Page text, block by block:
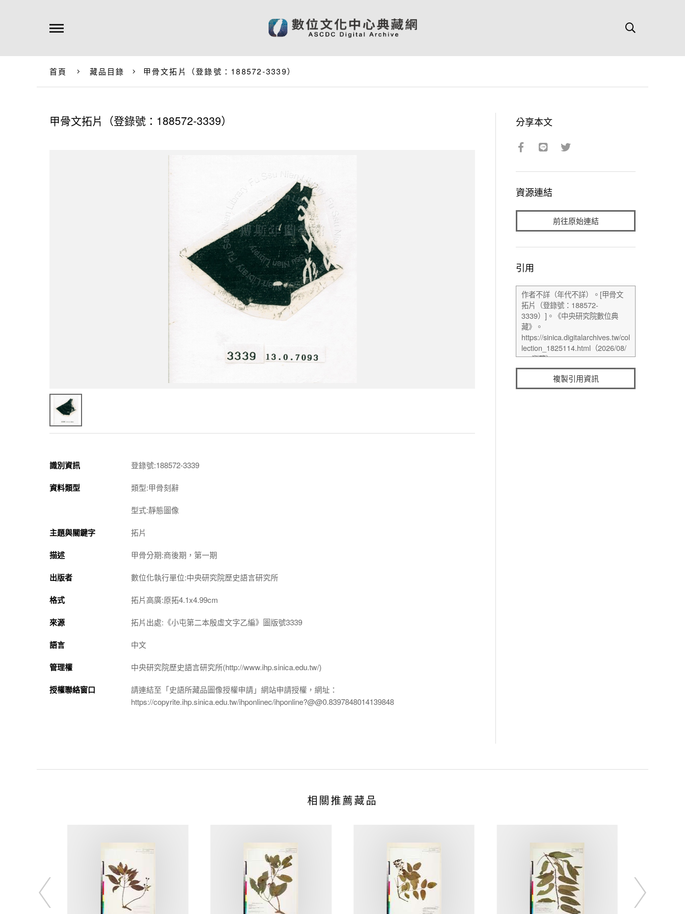
首頁 藏品目錄 甲骨文拓片（登錄號：188572-3339）
甲骨文拓片（登錄號：188572-3339）
識別資訊 登錄號:188572-3339
資料類型 類型:甲骨刻辭
型式:靜態圖像
主題與關鍵字 拓片
描述 甲骨分期:商後期，第一期
出版者 數位化執行單位:中央研究院歷史語言研究所
格式 拓片高廣:原拓4.1x4.99cm
來源 拓片出處:《小屯第二本殷虛文字乙編》圖版號3339
語言 中文
管理權 中央研究院歷史語言研究所(http://www.ihp.sinica.edu.tw/)
授權聯絡窗口
請連結至「史語所藏品圖像授權申請」網站申請授權，網址：
https://copyrite.ihp.sinica.edu.tw/ihponlinec/ihponline?@@0.8397848014139848
分享本文
資源連結
前往原始連結
引用
複製引用資訊
相關推薦藏品